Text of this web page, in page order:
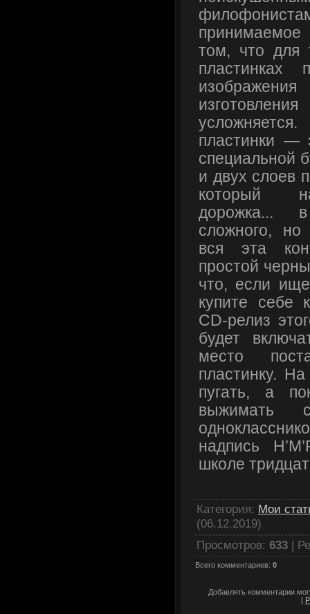
том, что для
пластинках
пластинки —
специальной
и двух слоев
который
дорожка...
сложного, но
вся эта
простой
что, если
купите себе
CD-релиз
будет
место
пластинку.
пугать, а
выжимать
надпись
школе
Категория: Мои
(06.12.2019)
Просмотров: 633 |
Всего комментариев: 0
Добавлять комментарии
[